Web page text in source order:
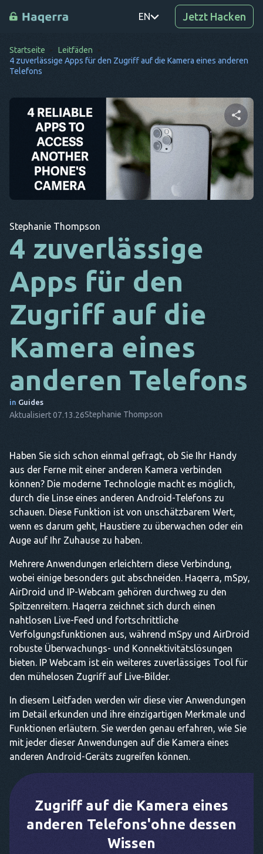
EN
PT
DE
SV
EL
CS
DA
ES
FR
NL
TR
PT
Jetzt Hacken
Startseite
Leitfäden
4 zuverlässige Apps für den Zugriff auf die Kamera eines anderen
Telefons
Diesen Artikel teilen
Facebook Link kopieren
Stephanie Thompson
4 zuverlässige
Apps für den
Zugriff auf die
Kamera eines
anderen Telefons
in Guides
Aktualisiert 07.13.26Stephanie Thompson
Haben Sie sich schon einmal gefragt, ob Sie Ihr Handy
aus der Ferne mit einer anderen Kamera verbinden
können? Die moderne Technologie macht es möglich,
durch die Linse eines anderen Android-Telefons zu
schauen. Diese Funktion ist von unschätzbarem Wert,
wenn es darum geht, Haustiere zu überwachen oder ein
Auge auf Ihr Zuhause zu haben.
Mehrere Anwendungen erleichtern diese Verbindung,
wobei einige besonders gut abschneiden. Haqerra, mSpy,
AirDroid und IP-Webcam gehören durchweg zu den
Spitzenreitern. Haqerra zeichnet sich durch einen
nahtlosen Live-Feed und fortschrittliche
Verfolgungsfunktionen aus, während mSpy und AirDroid
robuste Überwachungs- und Konnektivitätslösungen
bieten. IP Webcam ist ein weiteres zuverlässiges Tool für
den mühelosen Zugriff auf Live-Bilder.
In diesem Leitfaden werden wir diese vier Anwendungen
im Detail erkunden und ihre einzigartigen Merkmale und
Funktionen erläutern. Sie werden genau erfahren, wie Sie
mit jeder dieser Anwendungen auf die Kamera eines
anderen Android-Geräts zugreifen können.
Zugriff auf die Kamera eines
anderen Telefons'ohne dessen
Wissen